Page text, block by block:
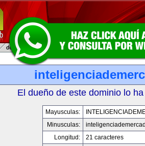
El dueño de este dominio lo
Mayusculas:
Minusculas:
Longitud:
21 caracteres